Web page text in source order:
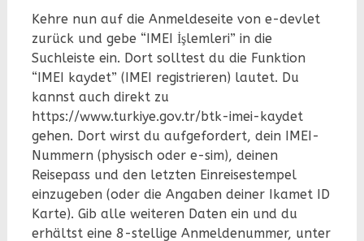
Kehre nun auf die Anmeldeseite von e-devlet
zurück und gebe “IMEI İşlemleri” in die
Suchleiste ein. Dort solltest du die Funktion
“IMEI kaydet” (IMEI registrieren) lautet. Du
kannst auch direkt zu
https://www.turkiye.gov.tr/btk-imei-kaydet
gehen. Dort wirst du aufgefordert, dein IMEI-
Nummern (physisch oder e-sim), deinen
Reisepass und den letzten Einreisestempel
einzugeben (oder die Angaben deiner Ikamet ID
Karte). Gib alle weiteren Daten ein und du
erhältst eine 8-stellige Anmeldenummer, unter